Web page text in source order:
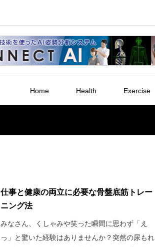
Home Health Exercise
仕事と健康の両立に必要な骨盤底筋トレー
ニング法
みなさん、くしゃみや笑った瞬間に思わず「え
っ」と驚いた経験はありませんか？突然の尿もれ